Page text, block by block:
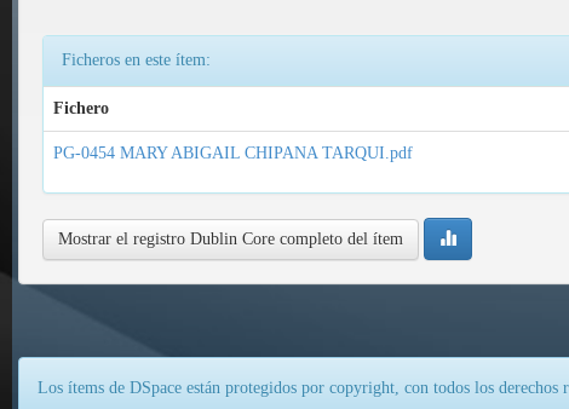
Ficheros en este ítem:
Fichero
PG-0454 MARY ABIGAIL CHIPANA TARQUI.pdf
Mostrar el registro Dublin Core completo del ítem
Los ítems de DSpace están protegidos por copyright, con todos los derechos